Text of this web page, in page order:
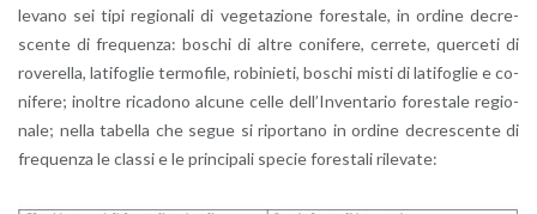
le­va­no sei tipi re­gio­na­li di ve­ge­ta­zio­ne fo­re­sta­le, in or­di­ne de­cre­
scen­te di fre­quen­za: bo­schi di altre co­ni­fe­re, cer­re­te, quer­ce­ti di
ro­ve­rel­la, la­ti­fo­glie ter­mo­fi­le, ro­bi­nie­ti, bo­schi misti di la­ti­fo­glie e co­
ni­fe­re; inol­tre ri­ca­do­no al­cu­ne celle del­l’In­ven­ta­rio fo­re­sta­le re­gio­
na­le; nella ta­bel­la che segue si ri­por­ta­no in or­di­ne de­cre­scen­te di
fre­quen­za le clas­si e le prin­ci­pa­li spe­cie fo­re­sta­li ri­le­va­te: